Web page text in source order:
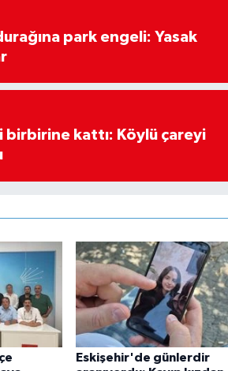
park engeli: Yasak
birbirine kattı: Köylü çareyi
Eskişehir'de günlerdir